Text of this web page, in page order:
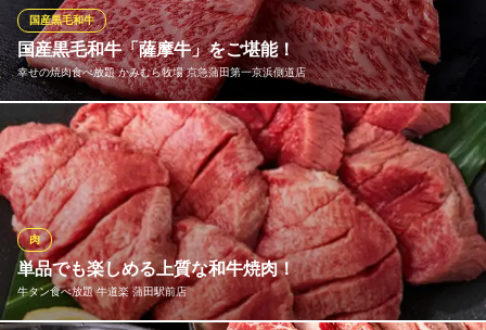
ステーキハウスやまゆう
中毒性ステーキハウス
ＪＲ京浜東北線蒲田駅 徒歩2分
東京都大田区蒲田5-12-1 2F
国産黒毛和牛「薩摩牛」をご堪能！
幸せの焼肉食べ放題 かみむら牧場 京急蒲田第一京浜側道店
国産黒毛和牛
品評会の歴代受賞者から選抜された“牛飼い名人”が育てたA４ラン
ク以上の鹿児島県産黒毛和牛『薩摩牛』。ジュワ～っと広がる肉
汁、したたる上品な脂は、牛の持つ能力を全て引き出した芸術。
幸せの焼肉食べ放題 かみむら牧場 京急蒲田第一京浜側道店
焼肉食べ放題＆飲み放題
京急空港線京急蒲田駅 徒歩5分
東京都大田区南蒲田2-15-22 富士商会ビル2F
単品でも楽しめる上質な和牛焼肉！
牛タン食べ放題 牛道楽 蒲田駅前店
肉